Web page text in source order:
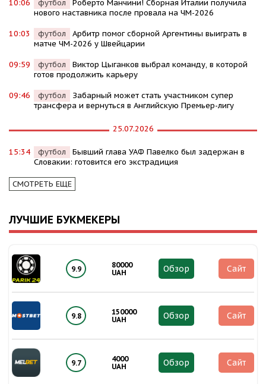
10:06 футбол
Роберто Манчини! Сборная Италии получила
нового наставника после провала на ЧМ-2026
10:03 футбол
Арбитр помог сборной Аргентины выиграть в
матче ЧМ-2026 у Швейцарии
09:59 футбол
Виктор Цыганков выбрал команду, в которой
готов продолжить карьеру
09:46 футбол
Забарный может стать участником супер
трансфера и вернуться в Английскую Премьер-лигу
25.07.2026
15:34 футбол
Бывший глава УАФ Павелко был задержан в
Словакии: готовится его экстрадиция
СМОТРЕТЬ ЕЩЕ
ЛУЧШИЕ БУКМЕКЕРЫ
9.9
80000
UAH
Обзор Сайт
9.8
150000
UAH
Обзор Сайт
9.7
4000
UAH
Обзор Сайт